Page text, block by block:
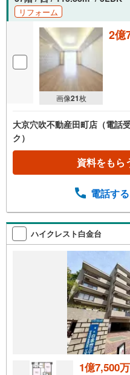
リフォーム
画像21枚
2億
大京穴吹不動産田町店（電話
ク）
資料をもら
電話する
ハイクレスト白金台
1億7,500